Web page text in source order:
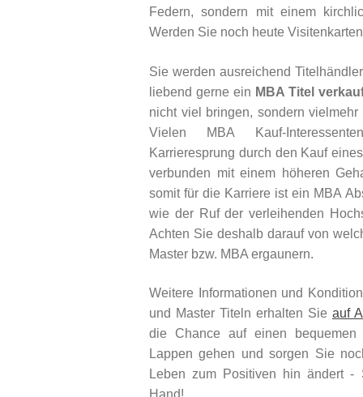
Federn, sondern mit einem
Werden Sie noch heute
Sie werden ausreichend
liebend gerne ein MBA Titel
nicht viel bringen, sondern
Vielen MBA Kauf-
Karrieresprung durch den Kauf
verbunden mit einem höheren
somit für die Karriere ist ein MBA
wie der Ruf der verleihenden
Achten Sie deshalb darauf von
Master bzw. MBA ergaunern.
Weitere Informationen und
und Master Titeln erhalten Sie auf
die Chance auf einen
Lappen gehen und sorgen Sie
Leben zum Positiven hin ändert